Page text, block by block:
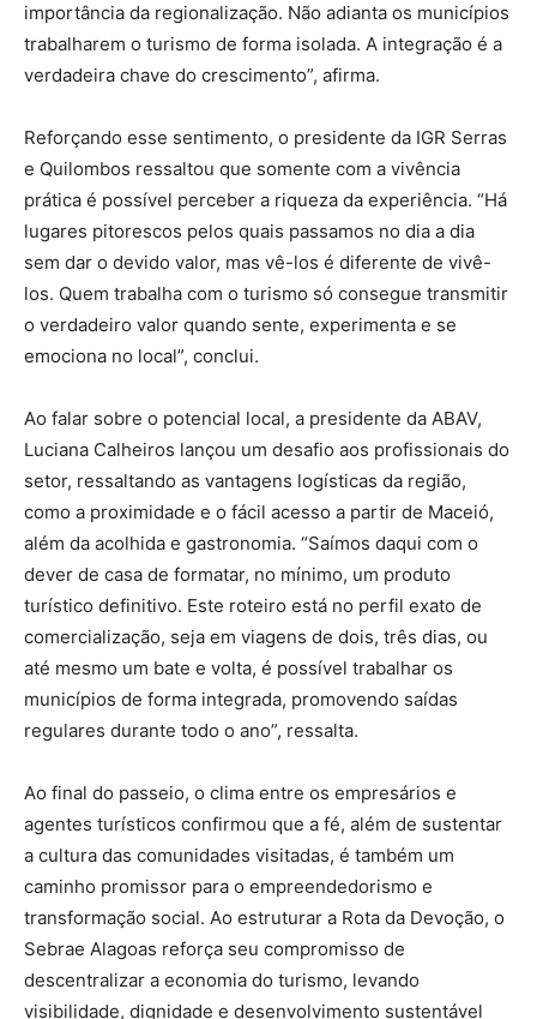
importância da regionalização. Não adianta os municípios
trabalharem o turismo de forma isolada. A integração é a
verdadeira chave do crescimento”, afirma.
Reforçando esse sentimento, o presidente da IGR Serras
e Quilombos ressaltou que somente com a vivência
prática é possível perceber a riqueza da experiência. “Há
lugares pitorescos pelos quais passamos no dia a dia
sem dar o devido valor, mas vê-los é diferente de vivê-
los. Quem trabalha com o turismo só consegue transmitir
o verdadeiro valor quando sente, experimenta e se
emociona no local”, conclui.
Ao falar sobre o potencial local, a presidente da ABAV,
Luciana Calheiros lançou um desafio aos profissionais do
setor, ressaltando as vantagens logísticas da região,
como a proximidade e o fácil acesso a partir de Maceió,
além da acolhida e gastronomia. “Saímos daqui com o
dever de casa de formatar, no mínimo, um produto
turístico definitivo. Este roteiro está no perfil exato de
comercialização, seja em viagens de dois, três dias, ou
até mesmo um bate e volta, é possível trabalhar os
municípios de forma integrada, promovendo saídas
regulares durante todo o ano”, ressalta.
Ao final do passeio, o clima entre os empresários e
agentes turísticos confirmou que a fé, além de sustentar
a cultura das comunidades visitadas, é também um
caminho promissor para o empreendedorismo e
transformação social. Ao estruturar a Rota da Devoção, o
Sebrae Alagoas reforça seu compromisso de
descentralizar a economia do turismo, levando
visibilidade, dignidade e desenvolvimento sustentável